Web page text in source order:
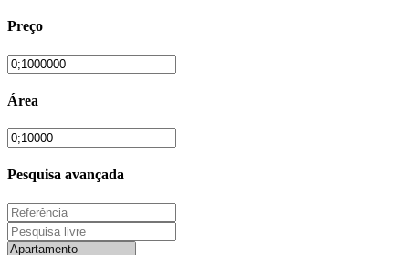
Preço
Área
Pesquisa avançada